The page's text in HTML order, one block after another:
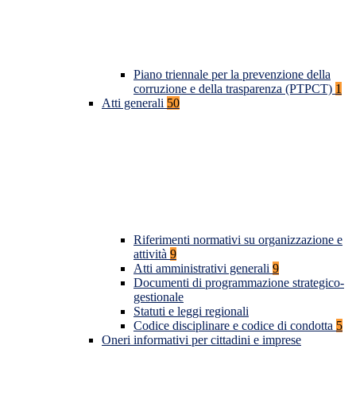
Piano triennale per la prevenzione della
corruzione e della trasparenza (PTPCT) 1
Atti generali 50
Riferimenti normativi su organizzazione e
attività 9
Atti amministrativi generali 9
Documenti di programmazione strategico-
gestionale
Statuti e leggi regionali
Codice disciplinare e codice di condotta 5
Oneri informativi per cittadini e imprese